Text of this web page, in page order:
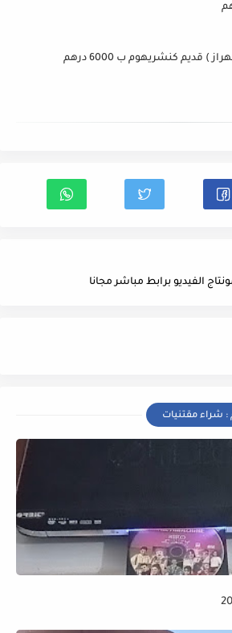
) قديم كنشريهوم ب 6000 درهم
الفيديو برابط مباشر مجاناً
شراء مقتنيات